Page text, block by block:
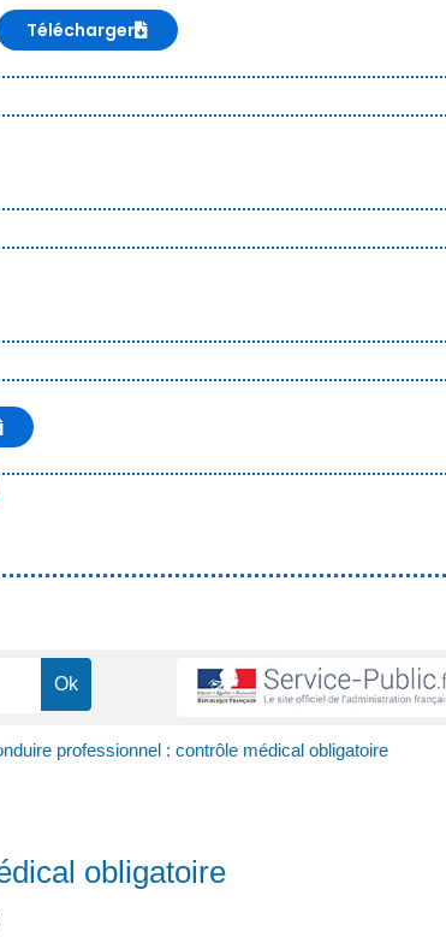
Télécharger
professionnel : contrôle médical obligatoire
obligatoire